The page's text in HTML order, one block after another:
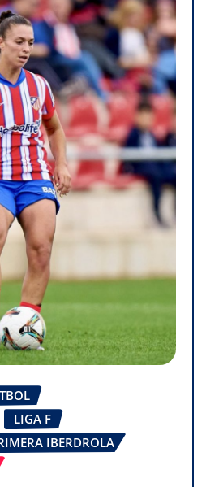
LIGA F
IBERDROLA